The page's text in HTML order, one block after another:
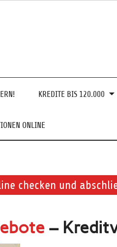
KREDITE BIS 120.000
ONLINE
checken und
–